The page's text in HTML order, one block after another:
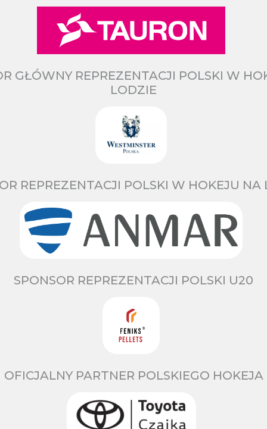
GŁÓWNY REPREZENTACJI POLSKI W
LODZIE
REPREZENTACJI POLSKI W HOKEJU NA
SPONSOR REPREZENTACJI POLSKI U20
OFICJALNY PARTNER POLSKIEGO HOKEJA